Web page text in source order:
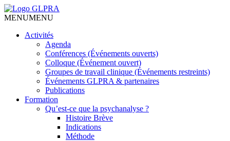
MENUMENU
Activités
Agenda
Conférences (Événements ouverts)
Colloque (Événement ouvert)
Groupes de travail clinique (Événements restreints)
Événements GLPRA & partenaires
Publications
Formation
Qu’est-ce que la psychanalyse ?
Histoire Brève
Indications
Méthode